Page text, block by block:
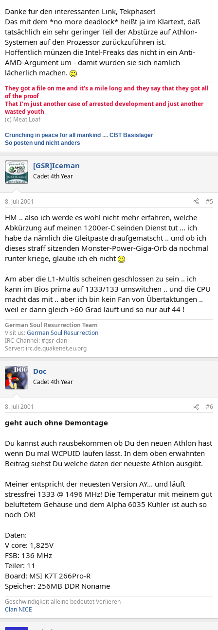
Danke für den interessanten Link, Tekphaser!
Das mit dem *no more deadlock* heißt ja im Klartext, daß
tatsächlich ein sehr geringer Teil der Abstürze auf Athlon-
Systemen auf den Prozessor zurückzuführen ist.
Hoffentlich münzen die Intel-Freaks das nicht in ein Anti-
AMD-Argument um - damit würden sie sich nämlich
lächerlich machen.
They got a file on me and it's a mile long and they say that they got all
of the proof
That I'm just another case of arrested development and just another
wasted youth
(c) Meat Loaf
Crunching in peace for all mankind .... CBT Basislager
So posten und nicht anders
[GSR]Iceman
Cadet 4th Year
8. Juli 2001 #5
HM .. also ich werde es wohl nicht mehr erfahren, welche
Abkürzung auf meinen 1200er-C seinden Dienst tut ... ich
habe da nämlich die Gleitpaste draufgematscht .. und ob ich
dieses straff sitzenden Monster-Power-Giga-Orb da nochmal
runter kriege, glaube ich eh nicht
Äm aber die L1-Multis scheinen geschlossen zu sein .. ich
kann im Bios prima auf 1333/133 umswitchen .. und die CPU
macht das mit .. aber ich bin kein Fan von Übertaktungen ..
weil er dann gleich >60 Grad läuft und so nur auf 44 !
German Soul Resurrection Team
Visit us:German Soul Resurrection
IRC-Channel: #gsr-clan
Server: irc.de.quakenet.eu.org
Doc
Cadet 4th Year
8. Juli 2001 #6
geht auch ohne Demontage
Du kannst auch rausbekommen ob Du den neuen Athlon hast
wenn Du mal WCPUID laufen lässt. In dem oben erwähnten
Beitrag siehst Du welche daten der neueste Athlon ausgibt.
Meiner entspricht der neuesten Version AY... und läuft
stressfrei 1333 @ 1496 MHz! Die Temperatur mit meinem gut
belüftetem Gehäuse und dem Alpha 6035 Kühler ist auch so
noch OK!
Daten:
V core: 1,825V
FSB: 136 MHz
Teiler: 11
Board: MSI K7T 266Pro-R
Speicher: 256MB DDR Noname
Geschwindigkeit alleine bedeutet Verlieren
Clan NICE